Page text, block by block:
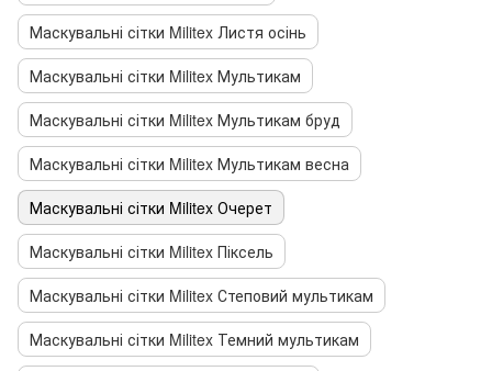
Маскувальні сітки Militex Листя осінь
Маскувальні сітки Militex Мультикам
Маскувальні сітки Militex Мультикам бруд
Маскувальні сітки Militex Мультикам весна
Маскувальні сітки Militex Очерет
Маскувальні сітки Militex Піксель
Маскувальні сітки Militex Степовий мультикам
Маскувальні сітки Militex Темний мультикам